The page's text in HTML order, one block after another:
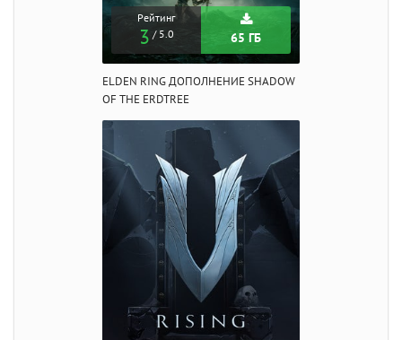
Рейтинг
3 / 5.0 65 ГБ
ELDEN RING ДОПОЛНЕНИЕ SHADOW
OF THE ERDTREE